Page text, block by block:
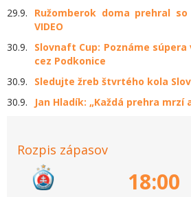
29.9.
Ružomberok doma prehral so
VIDEO
30.9.
Slovnaft Cup: Poznáme
cez Podkonice
30.9.
Sledujte žreb štvrtého kola
30.9.
Jan Hladík: „Každá prehra mrzí
Rozpis zápasov
18:00